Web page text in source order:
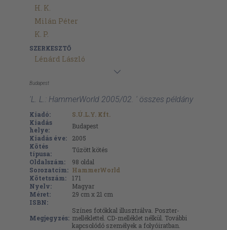
H. K.
Milán Péter
K. P.
SZERKESZTŐ
Lénárd László
Budapest
'L. L.: HammerWorld 2005/02. ' összes példány
Kiadó:
S.Ú.L.Y. Kft.
Kiadás
helye:
Budapest
Kiadás éve:
2005
Kötés
típusa:
Tűzött kötés
Oldalszám:
98 oldal
Sorozatcím: HammerWorld
Kötetszám:
171
Nyelv:
Magyar
Méret:
29 cm x 21 cm
ISBN:
Megjegyzés:
Színes fotókkal illusztrálva. Poszter-
melléklettel. CD-melléklet nélkül. További
kapcsolódó személyek a folyóiratban.